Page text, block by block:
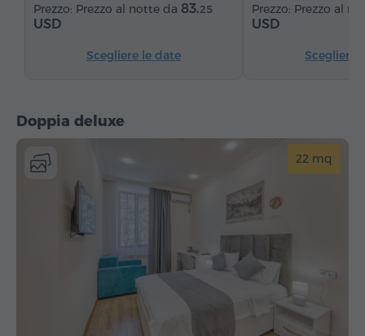
Prezzo al notte da 83.25
USD
Scegliere le date
Prezzo al
USD
Scegliere
Doppia deluxe
22 mq